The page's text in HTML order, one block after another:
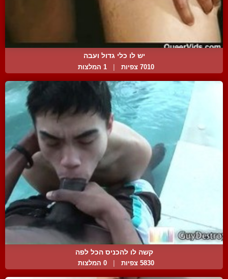
יש לו כלי גדול ועבה
7010 צפיות 1 המלצות
קשה לו להכניס הכל לפה
5830 צפיות 0 המלצות